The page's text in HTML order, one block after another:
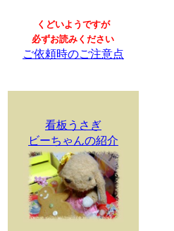
くどいようですが
必ずお読みください
ご依頼時のご注意点
看板うさぎ
ビーちゃんの紹介